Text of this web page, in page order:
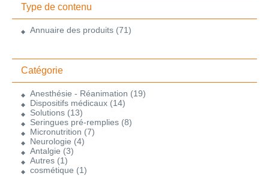
Type de contenu
Annuaire des produits (71)
Catégorie
Anesthésie - Réanimation (19)
Dispositifs médicaux (14)
Solutions (13)
Seringues pré-remplies (8)
Micronutrition (7)
Neurologie (4)
Antalgie (3)
Autres (1)
cosmétique (1)